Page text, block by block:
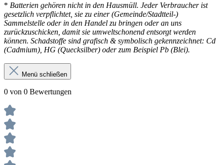
* Batterien gehören nicht in den Hausmüll. Jeder Verbraucher ist
gesetzlich verpflichtet, sie zu einer (Gemeinde/Stadtteil-)
Sammelstelle oder in den Handel zu bringen oder an uns
zurückzuschicken, damit sie umweltschonend entsorgt werden
können. Schadstoffe sind grafisch & symbolisch gekennzeichnet: Cd
(Cadmium), HG (Quecksilber) oder zum Beispiel Pb (Blei).
Menü schließen
0 von 0 Bewertungen